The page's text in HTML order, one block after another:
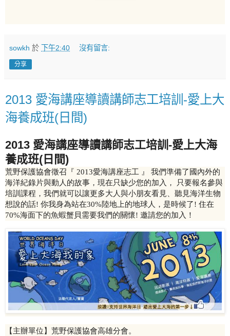
sowkh 於 下午2:40 沒有留言:
分享
2013 愛海講座導讀講師志工培訓-愛上大
海養成班(日間)
2013 愛海講座導讀講師志工培訓-愛上大海
養成班(日間)
荒野保護協會徵召『 2013愛海講座志工 』 我們準備了國內外的
海洋紀錄片與動人的故事，現在只缺少您的加入， 只要報名參與
培訓課程，我們就可以讓更多大人與小朋友看見、聽見海洋生物
想說的話! 你我身為站在30%陸地上的地球人，是時候了! 住在
70%海面下的魚蝦蟹貝需要我們的關懷! 邀請您的加入！
【主辦單位】荒野保護協會高雄分會。